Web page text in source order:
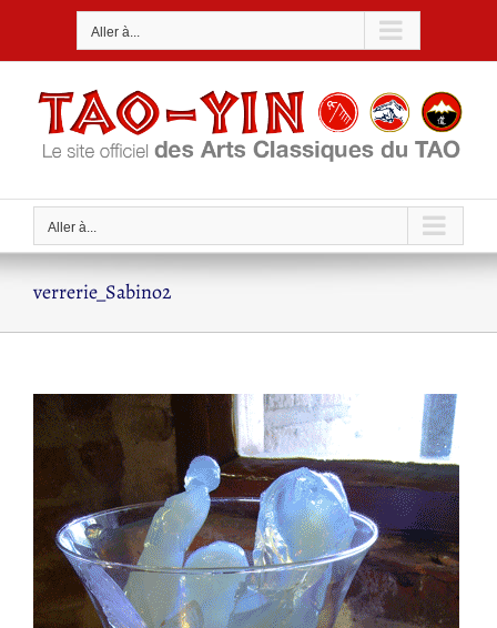
Aller à...
Aller à...
verrerie_Sabino2